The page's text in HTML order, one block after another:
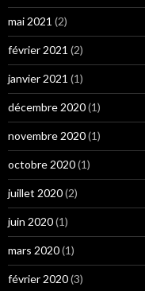
mai 2021 (2)
février 2021 (2)
janvier 2021 (1)
décembre 2020(1)
novembre 2020(1)
octobre 2020(1)
juillet 2020(2)
juin 2020(1)
mars 2020(1)
février 2020(3)